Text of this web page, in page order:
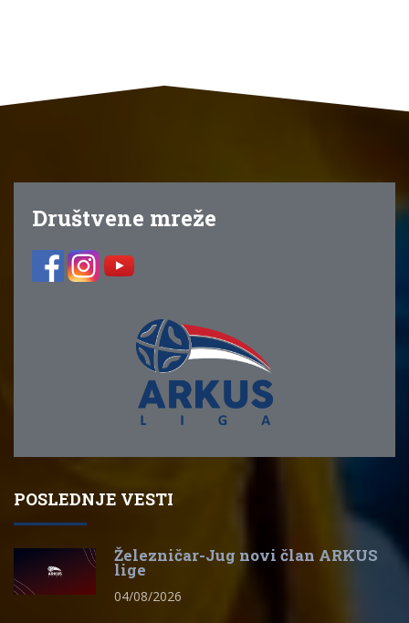
Društvene mreže
POSLEDNJE VESTI
Železničar-Jug novi član ARKUS
lige
04/08/2026